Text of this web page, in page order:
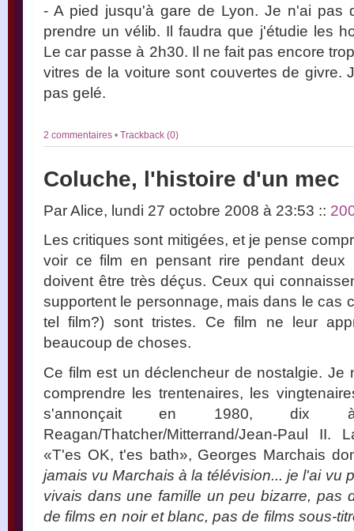
- A pied jusqu'à gare de Lyon. Je n'ai pas
prendre un vélib. Il faudra que j'étudie les
Le car passe à 2h30. Il ne fait pas encore
vitres de la voiture sont couvertes de givre.
pas gelé.
2 commentaires • Trackback (0)
Coluche, l'histoire d'un mec
Par Alice, lundi 27 octobre 2008 à 23:53 ::
Les critiques sont mitigées, et je pense
voir ce film en pensant rire pendant deux
doivent être très déçus. Ceux qui
supportent le personnage, mais dans le cas
tel film?) sont tristes. Ce film ne leur
beaucoup de choses.
Ce film est un déclencheur de nostalgie.
comprendre les trentenaires, les
s'annonçait en 1980,
Reagan/Thatcher/Mitterrand/Jean-Paul
«T'es OK, t'es bath», Georges Marchais
jamais vu Marchais à la télévision... je l'ai vu
vivais dans une famille un peu bizarre, pas
de films en noir et blanc, pas de films sous-